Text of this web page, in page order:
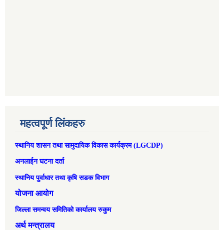
महत्वपूर्ण लिंकहरु
स्थानिय शासन तथा सामुदायिक विकास कार्यक्रम (LGCDP)
अनलाईन घटना दर्ता
स्थानिय पुर्वाधार तथा कृषि सडक विभाग
योजना आयोग
जिल्ला समन्वय समितिको कार्यालय रुकुम
अर्थ मन्त्रालय